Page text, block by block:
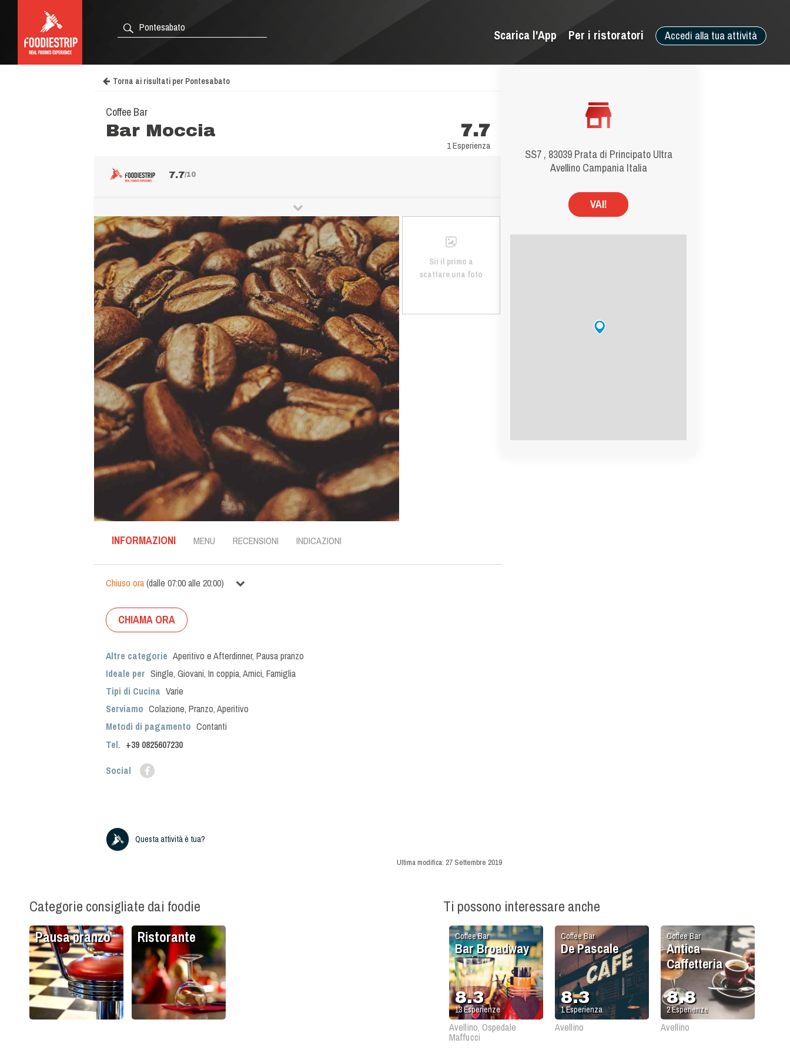
Accedi alla tua attività
Per i ristoratori
Scarica l'App
SS7 , 83039 Prata di Principato Ultra
Avellino Campania Italia
VAI!
Torna ai risultati per Pontesabato
Coffee Bar
Bar Moccia 7.7
1 Esperienza
7.7/10
Sii il primo a
scattare una foto
INFORMAZIONI MENU RECENSIONI INDICAZIONI
Chiuso ora(dalle 07:00alle 20:00)
CHIAMA ORA
Altre categorie Aperitivo e Afterdinner, Pausa pranzo
Ideale per Single, Giovani, In coppia,Amici, Famiglia
Tipi di Cucina Varie
Serviamo Colazione, Pranzo,Aperitivo
Metodi di pagamento Contanti
Tel. +39 0825607230
Social
Questa attività è tua?
Ultima modifica: 27 Settembre 2019
Categorie consigliate dai foodie
Pausa pranzo Ristorante
Ti possono interessare anche
Coffee Bar
Antica
Caffetteria
8.8
2Esperienze
Avellino
Coffee Bar
De Pascale
8.3
1Esperienza
Avellino
Coffee Bar
Bar Broadway
8.3
13Esperienze
Avellino, Ospedale
Maffucci